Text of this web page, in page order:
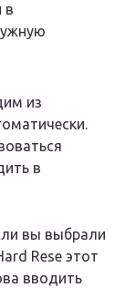
в
из
в
вы выбрали
Rese этот
вводить